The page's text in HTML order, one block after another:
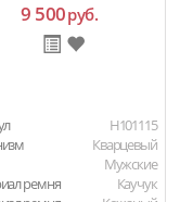
9 500руб.
H101115
Кварцевый
Мужские
ремня
Каучук